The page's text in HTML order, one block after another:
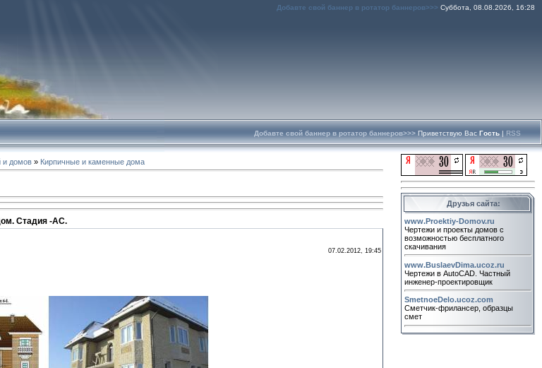
Добавте свой баннер в ротатор баннеров>>> Суббота, 08.08.2026, 16:28
Добавте свой баннер в ротатор баннеров>>> Приветствую Вас Гость | RSS
и домов » Кирпичные и каменные дома
Стадия -АС.
07.02.2012, 19:45
Друзья сайта:
www.Proektiy-Domov.ru
Чертежи и проекты домов с
возможностью бесплатного
скачивания
www.BuslaevDima.ucoz.ru
Чертежи в AutoCAD. Частный
инженер-проектировщик
SmetnoeDelo.ucoz.com
Сметчик-фрилансер, образцы
смет